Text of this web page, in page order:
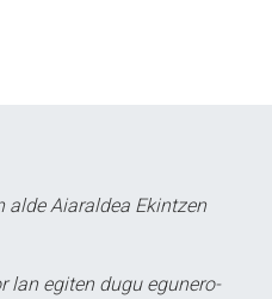
alde Aiaraldea Ekintzen
lan egiten dugu egunero-